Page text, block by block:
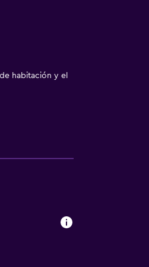
habitación y el